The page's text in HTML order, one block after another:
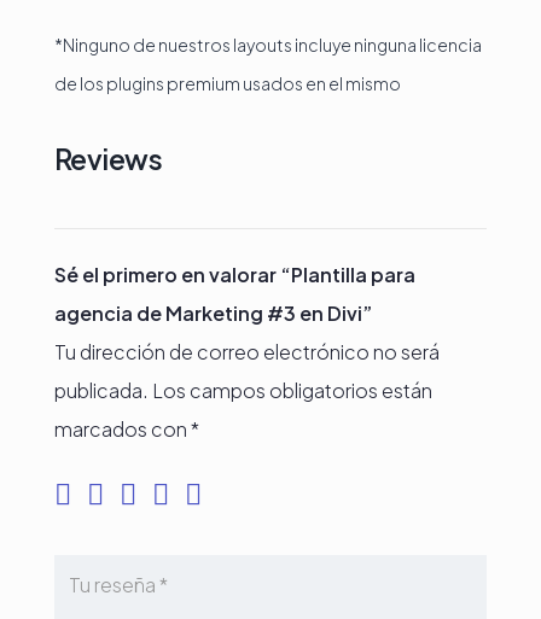
*Ninguno de nuestros layouts incluye ninguna licencia
de los plugins premium usados en el mismo
Reviews
Sé el primero en valorar “Plantilla para
agencia de Marketing #3 en Divi”
Tu dirección de correo electrónico no será
publicada. Los campos obligatorios están
marcados con*